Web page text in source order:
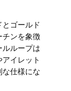
ゴールド
ンを象徴
ループは
イレット
仕様にな